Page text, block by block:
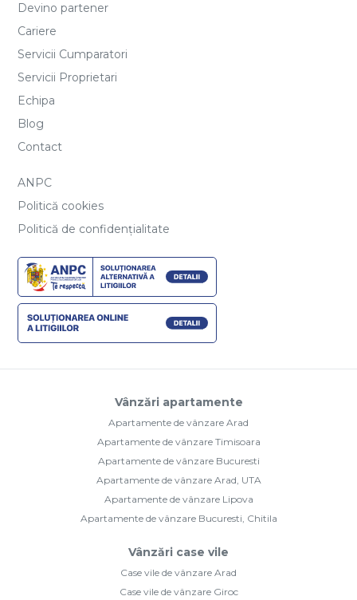
Devino partener
Cariere
Servicii Cumparatori
Servicii Proprietari
Echipa
Blog
Contact
ANPC
Politică cookies
Politică de confidențialitate
Vânzări apartamente
Apartamente de vânzare Arad
Apartamente de vânzare Timisoara
Apartamente de vânzare Bucuresti
Apartamente de vânzare Arad, UTA
Apartamente de vânzare Lipova
Apartamente de vânzare Bucuresti, Chitila
Vânzări case vile
Case vile de vânzare Arad
Case vile de vânzare Giroc